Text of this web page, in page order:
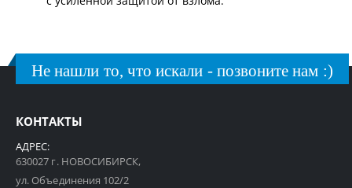
Не нашли то, что искали - позвоните нам :)
КОНТАКТЫ
АДРЕС:
630027 г. НОВОСИБИРСК,
ул. Объединения 102/2